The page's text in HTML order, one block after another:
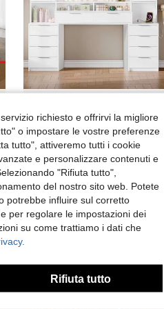
Magazzino EU
HaluPeit 150 cm Postazione Trucco, 11 Luce LED, 3 Colori, Luminosità Regolabile, Presa di Corrente, 10 Cassettos, Deposito di gioielli, Ampia Capacità di Archiviazione, Bianco-Argento
1 left
242.62€
richiesto e offrirvi la migliore
o impostare le vostre preferenze
tutto", attiveremo tutti i cookie
e personalizzare contenuti e
"Rifiuta tutto",
del nostro sito web. Potete
potrebbe influire sul corretto
per regolare le impostazioni dei
su come trattiamo i dati che
Rifiuta tutto